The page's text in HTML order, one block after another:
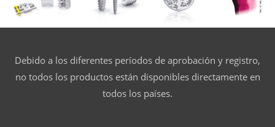
Debido a los diferentes períodos de aprobación y registro,
no todos los productos están disponibles directamente en
todos los países.